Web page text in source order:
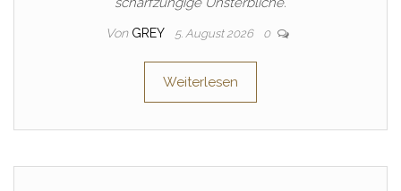
Von GREY 5. August 2026 0
Weiterlesen